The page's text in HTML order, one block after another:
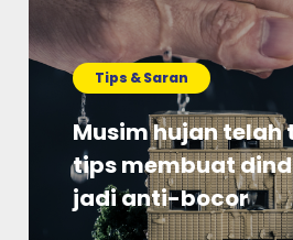
Tips & Saran
Musim hujan telah
tips membuat
jadi anti-bocor